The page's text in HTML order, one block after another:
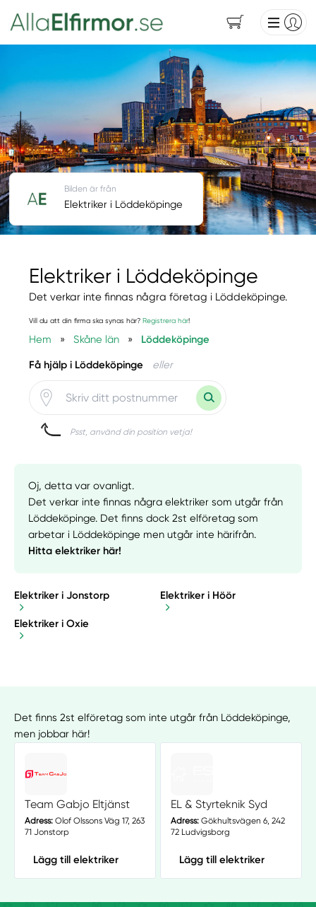
Elektriker i Löddeköpinge
Det verkar inte finnas några företag i Löddeköpinge.
Vill du att din firma ska synas här? Registrera här!
Hem » Skåne län » Löddeköpinge
Få hjälp i Löddeköpinge eller
Psst, använd din position vetja!
Bilden är från
Elektriker i Löddeköpinge
Oj, detta var ovanligt.
Det verkar inte finnas några elektriker som utgår från
Löddeköpinge. Det finns dock 2st elföretag som
arbetar i Löddeköpinge men utgår inte härifrån.
Hitta elektriker här!
Elektriker i Jonstorp Elektriker i Höör
Elektriker i Oxie
Det finns 2st elföretag som inte utgår från Löddeköpinge,
men jobbar här!
Team Gabjo Eltjänst
Adress:Olof Olssons Väg 17, 263
71 Jonstorp
Lägg till elektriker
EL & Styrteknik Syd
Adress:Gökhultsvägen 6, 242
72 Ludvigsborg
Lägg till elektriker